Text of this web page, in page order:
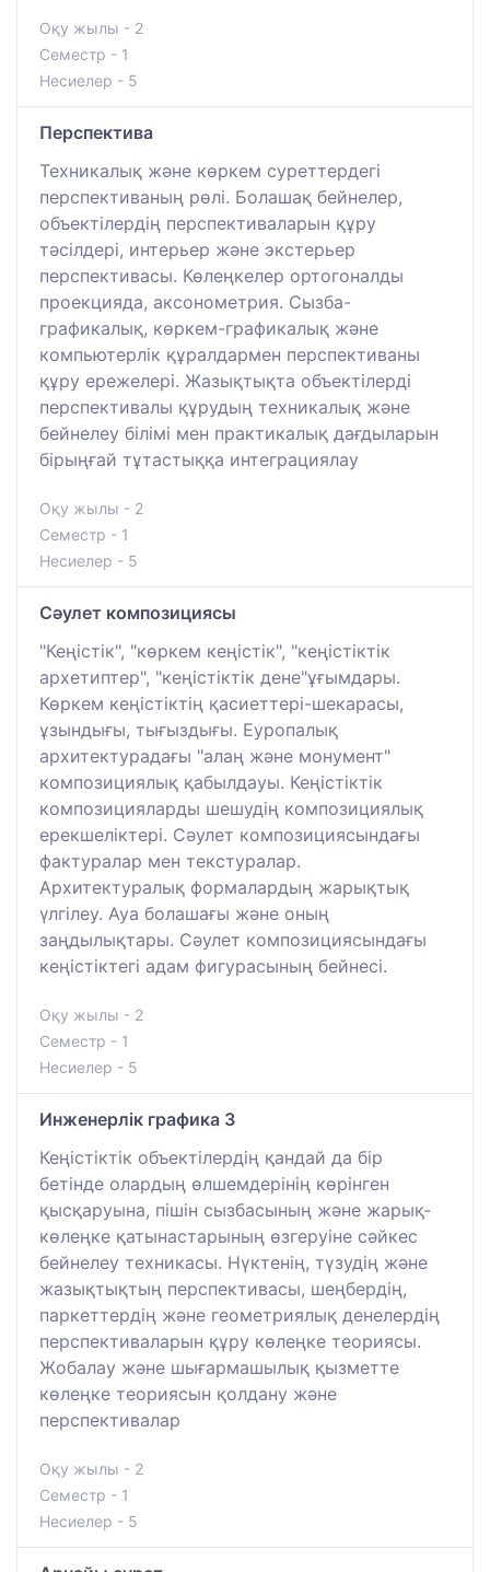
Оқу жылы - 2
Семестр - 1
Несиелер - 5
Перспектива
Техникалық және көркем суреттердегі
перспективаның рөлі. Болашақ бейнелер,
объектілердің перспективаларын құру
тәсілдері, интерьер және экстерьер
перспективасы. Көлеңкелер ортогоналды
проекцияда, аксонометрия. Сызба-
графикалық, көркем-графикалық және
компьютерлік құралдармен перспективаны
құру ережелері. Жазықтықта объектілерді
перспективалы құрудың техникалық және
бейнелеу білімі мен практикалық дағдыларын
бірыңғай тұтастыққа интеграциялау
Оқу жылы - 2
Семестр - 1
Несиелер - 5
Сәулет композициясы
"Кеңістік", "көркем кеңістік", "кеңістіктік
архетиптер", "кеңістіктік дене"ұғымдары.
Көркем кеңістіктің қасиеттері-шекарасы,
ұзындығы, тығыздығы. Еуропалық
архитектурадағы "алаң және монумент"
композициялық қабылдауы. Кеңістіктік
композицияларды шешудің композициялық
ерекшеліктері. Сәулет композициясындағы
фактуралар мен текстуралар.
Архитектуралық формалардың жарықтық
үлгілеу. Ауа болашағы және оның
заңдылықтары. Сәулет композициясындағы
кеңістіктегі адам фигурасының бейнесі.
Оқу жылы - 2
Семестр - 1
Несиелер - 5
Инжeнерлік графика 3
Кеңістіктік объектілердің қандай да бір
бетінде олардың өлшемдерінің көрінген
қысқаруына, пішін сызбасының және жарық-
көлеңке қатынастарының өзгеруіне сәйкес
бейнелеу техникасы. Нүктенің, түзудің және
жазықтықтың перспективасы, шеңбердің,
паркеттердің және геометриялық денелердің
перспективаларын құру көлеңке теориясы.
Жобалау және шығармашылық қызметте
көлеңке теориясын қолдану және
перспективалар
Оқу жылы - 2
Семестр - 1
Несиелер - 5